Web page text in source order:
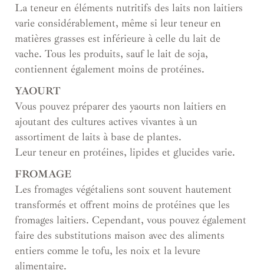
La teneur en éléments nutritifs des laits non laitiers
varie considérablement, même si leur teneur en
matières grasses est inférieure à celle du lait de
vache. Tous les produits, sauf le lait de soja,
contiennent également moins de protéines.
YAOURT
Vous pouvez préparer des yaourts non laitiers en
ajoutant des cultures actives vivantes à un
assortiment de laits à base de plantes.
Leur teneur en protéines, lipides et glucides varie.
FROMAGE
Les fromages végétaliens sont souvent hautement
transformés et offrent moins de protéines que les
fromages laitiers. Cependant, vous pouvez également
faire des substitutions maison avec des aliments
entiers comme le tofu, les noix et la levure
alimentaire.